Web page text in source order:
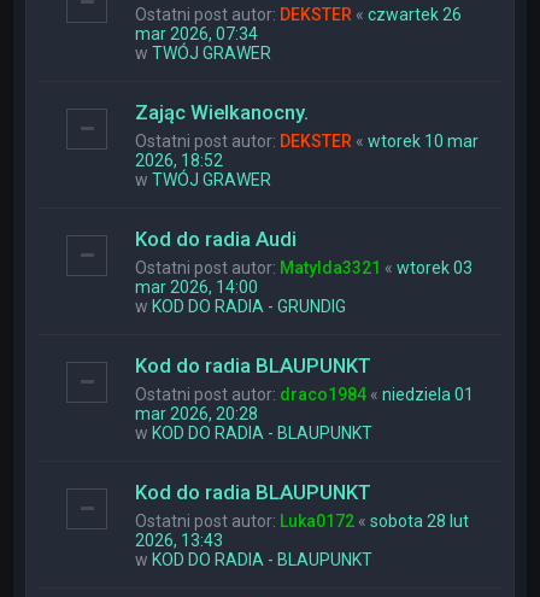
Ostatni post autor: DEKSTER «czwartek 26
mar 2026, 07:34
wTWÓJ GRAWER
Zając Wielkanocny.
Ostatni post autor: DEKSTER «wtorek 10 mar
2026, 18:52
wTWÓJ GRAWER
Kod do radia Audi
Ostatni post autor: Matylda3321 «wtorek 03
mar 2026, 14:00
w KOD DO RADIA - GRUNDIG
Kod do radia BLAUPUNKT
Ostatni post autor: draco1984 «niedziela 01
mar 2026, 20:28
w KOD DO RADIA - BLAUPUNKT
Kod do radia BLAUPUNKT
Ostatni post autor: Luka0172 «sobota 28 lut
2026, 13:43
w KOD DO RADIA - BLAUPUNKT